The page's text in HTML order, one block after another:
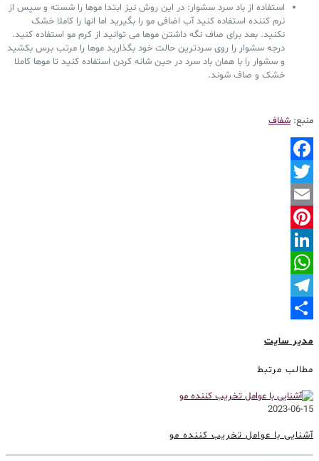
استفاده از باد سرد سشوار: در این روش نیز ابتدا موها را شسته و سپس از
نرم کننده استفاده کنید آب اضافی مو را بگیرید اما انها را کاملا خشک
نکنید. بعد برای صاف نگه داشتن موها می توانید از کرم مو استفاده کنید.
درجه سشوار را روی سردترین حالت خود بگذارید موها را مرتب برس بکشید
و سشوار را با همان باد سرد در حین شانه کردن استفاده کنید تا موها کاملا
خشک و صاف شوند.
منبع: شفاف
Facebook
Twitter
Email
Pinterest
LinkedIn
WhatsApp
Telegram
مدیر سایت
مطالب مرتبط
2023-06-15
آشنایی با عوامل تخریب کننده مو